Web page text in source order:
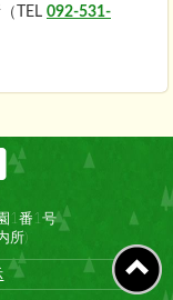
TEL 092-531-
1番1号
所)